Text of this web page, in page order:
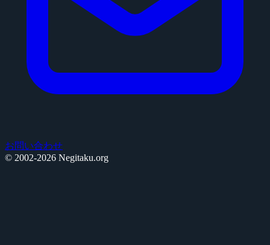
お問い合わせ
© 2002-2026 Negitaku.org